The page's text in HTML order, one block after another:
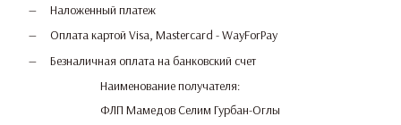
Наложенный платеж
Оплата картой Visa, Mastercard - WayForPay
Безналичная оплата на банковский счет
Наименование получателя:
ФЛП Мамедов Селим Гурбан-Оглы